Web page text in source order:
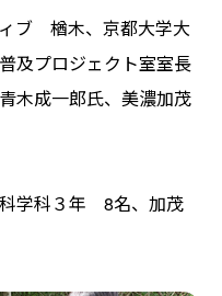
ブ 楢木、京都大学大
及プロジェクト室室長
木成一郎氏、美濃加茂
学科３年 8名、加茂